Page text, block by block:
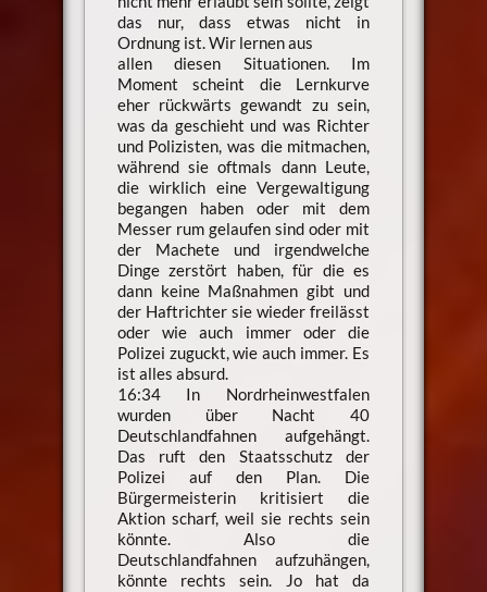
das nur, dass etwas nicht in
Ordnung ist. Wir lernen aus
allen diesen Situationen. Im
Moment scheint die Lernkurve
eher rückwärts gewandt zu sein,
was da geschieht und was Richter
und Polizisten, was die mitmachen,
während sie oftmals dann Leute,
die wirklich eine Vergewaltigung
begangen haben oder mit dem
Messer rum gelaufen sind oder mit
der Machete und irgendwelche
Dinge zerstört haben, für die es
dann keine Maßnahmen gibt und
der Haftrichter sie wieder freilässt
oder wie auch immer oder die
Polizei zuguckt, wie auch immer. Es
ist alles absurd.
16:34 In Nordrheinwestfalen
wurden über Nacht 40
Deutschlandfahnen aufgehängt.
Das ruft den Staatsschutz der
Polizei auf den Plan. Die
Bürgermeisterin kritisiert die
Aktion scharf, weil sie rechts sein
könnte. Also die
Deutschlandfahnen aufzuhängen,
könnte rechts sein. Jo hat da